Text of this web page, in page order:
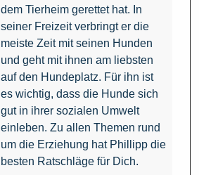
dem Tierheim gerettet hat. In
seiner Freizeit verbringt er die
meiste Zeit mit seinen Hunden
und geht mit ihnen am liebsten
auf den Hundeplatz. Für ihn ist
es wichtig, dass die Hunde sich
gut in ihrer sozialen Umwelt
einleben. Zu allen Themen rund
um die Erziehung hat Phillipp die
besten Ratschläge für Dich.